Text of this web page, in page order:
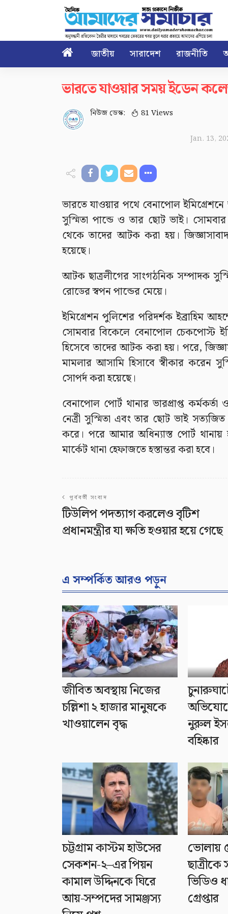
 জাতীয় সারাদেশ রাজনীতি
ভারতে যাওয়ার সময় ইডেন
নিউজ ডেস্ক: 81 Views
Jan. 13,
ভারতে যাওয়ার পথে বেনাপোল
সুস্মিতা পান্ডে ও তার ছোট ভাই।
থেকে তাদের আটক করা হয়। জিজ্ঞাসাবাদ
হয়েছে।
আটক ছাত্রলীগের সাংগঠনিক সম্পাদক
রোডের স্বপন পান্ডের মেয়ে।
ইমিগ্রেশন পুলিশের পরিদর্শক ইব্রাহিম
সোমবার বিকেলে বেনাপোল চেকপোস্ট
হিসেবে তাদের আটক করা হয়। পরে,
মামলার আসামি হিসাবে স্বীকার করেন
সোপর্দ করা হয়েছে।
বেনাপোল পোর্ট থানার ভারপ্রাপ্ত
নেত্রী সুস্মিতা এবং তার ছোট ভাই
করে। পরে আমার অধিন্যাস্ত পোর্ট
মার্কেট থানা হেফাজতে হস্তান্তর করা হবে।
পূর্ববর্তী সংবাদ
টিউলিপ পদত্যাগ করলেও বৃটিশ
প্রধানমন্ত্রীর যা ক্ষতি হওয়ার হয়ে গেছে
এ সম্পর্কিত আরও পড়ুন
জীবিত অবস্থায় নিজের
চল্লিশা ২ হাজার মানুষকে
খাওয়ালেন বৃদ্ধ
নুরুল
বহিষ্কার
চট্টগ্রাম কাস্টম হাউসের
সেকশন-২–এর পিয়ন
কামাল উদ্দিনকে ঘিরে
আয়-সম্পদের সামঞ্জস্য
ভোলায়
ছাত্রীকে
ভিডিও
গ্রেপ্তার